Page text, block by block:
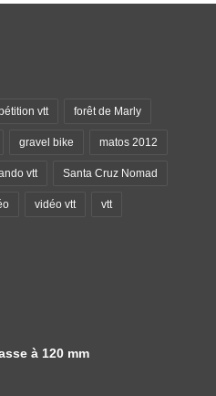
vtt forêt de Marly
gravel bike matos 2012
vtt Santa Cruz Nomad
vidéo vtt vtt
à 120 mm